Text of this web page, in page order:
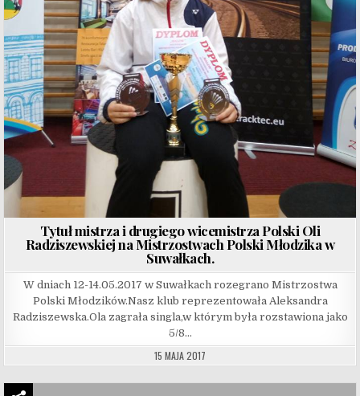
Tytuł mistrza i drugiego wicemistrza Polski Oli
Radziszewskiej na Mistrzostwach Polski Młodzika w
Suwałkach.
W dniach 12-14.05.2017 w Suwałkach rozegrano Mistrzostwa
Polski Młodzików.Nasz klub reprezentowała Aleksandra
Radziszewska.Ola zagrała singla,w którym była rozstawiona jako
5/8…
15 MAJA 2017